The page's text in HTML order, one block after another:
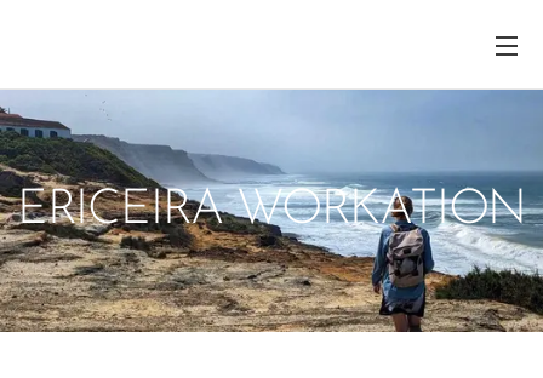
ERICEIRA WORKATION